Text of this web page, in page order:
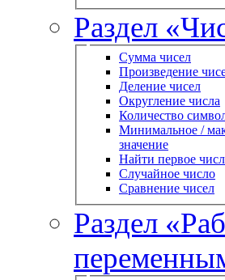
Раздел
Сумма чисел
Произведение
Деление чисел
Округление числа
Количество
Минимальное /
значение
Найти первое
Случайное число
Сравнение чисел
Раздел